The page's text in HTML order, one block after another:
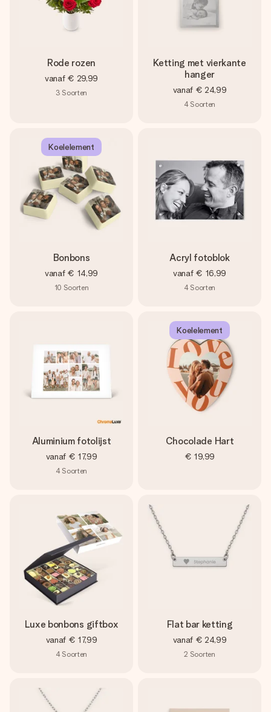
Rode rozen
vanaf € 29,99
3 Soorten
Ketting met vierkante
hanger
vanaf € 24,99
4 Soorten
Koelelement
Bonbons
vanaf € 14,99
10 Soorten
Acryl fotoblok
vanaf € 16,99
4 Soorten
Aluminium fotolijst
vanaf € 17,99
4 Soorten
Koelelement
Chocolade Hart
€ 19,99
Luxe bonbons giftbox
vanaf € 17,99
4 Soorten
Flat bar ketting
vanaf € 24,99
2 Soorten